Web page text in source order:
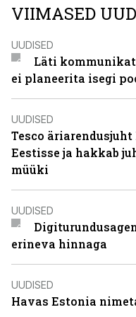
VIIMASED
UUDISED
Läti
ei planeerita isegi
UUDISED
Tesco äriarendusjuht
Eestisse ja hakkab
müüki
UUDISED
erineva hinnaga
UUDISED
Havas Estonia